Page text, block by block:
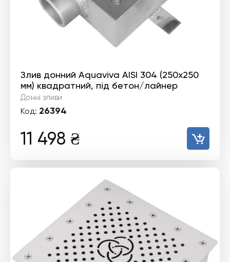
Злив донний Aquaviva AISI 304 (250х250
мм) квадратний, під бетон/лайнер
Донні зливи
Код: 26394
11 498 ₴